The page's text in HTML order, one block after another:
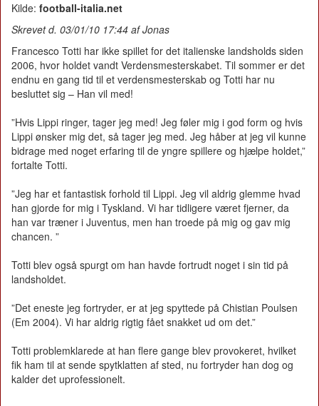
Kilde: football-italia.net
Skrevet d. 03/01/10 17:44 af Jonas
Francesco Totti har ikke spillet for det italienske landsholds siden
2006, hvor holdet vandt Verdensmesterskabet. Til sommer er det
endnu en gang tid til et verdensmesterskab og Totti har nu
besluttet sig – Han vil med!
”Hvis Lippi ringer, tager jeg med! Jeg føler mig i god form og hvis
Lippi ønsker mig det, så tager jeg med. Jeg håber at jeg vil kunne
bidrage med noget erfaring til de yngre spillere og hjælpe holdet,”
fortalte Totti.
”Jeg har et fantastisk forhold til Lippi. Jeg vil aldrig glemme hvad
han gjorde for mig i Tyskland. Vi har tidligere været fjerner, da
han var træner i Juventus, men han troede på mig og gav mig
chancen. ”
Totti blev også spurgt om han havde fortrudt noget i sin tid på
landsholdet.
”Det eneste jeg fortryder, er at jeg spyttede på Chistian Poulsen
(Em 2004). Vi har aldrig rigtig fået snakket ud om det.”
Totti problemklarede at han flere gange blev provokeret, hvilket
fik ham til at sende spytklatten af sted, nu fortryder han dog og
kalder det uprofessionelt.